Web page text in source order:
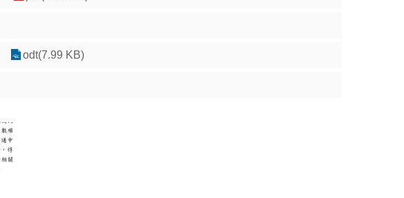
odt(7.99 KB)